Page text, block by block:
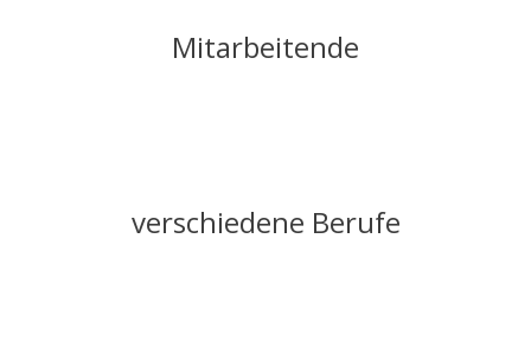
Mitarbeitende
verschiedene Berufe